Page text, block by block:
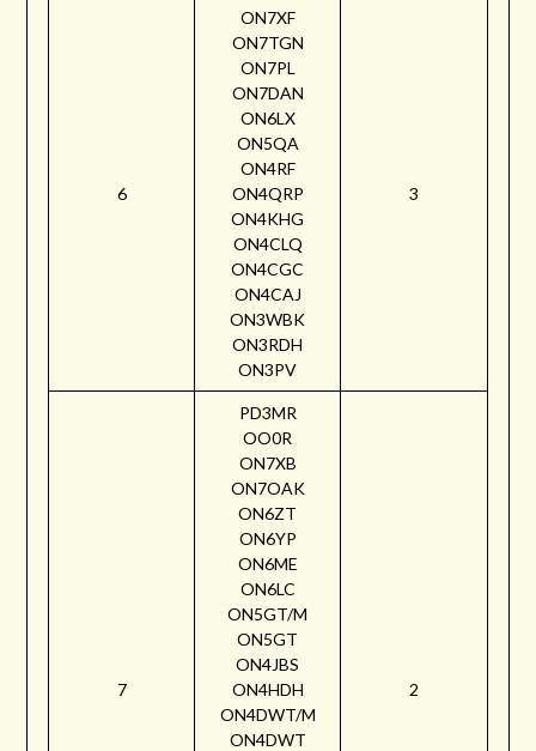
6
ON7XF
ON7TGN
ON7PL
ON7DAN
ON6LX
ON5QA
ON4RF
ON4QRP
ON4KHG
ON4CLQ
ON4CGC
ON4CAJ
ON3WBK
ON3RDH
ON3PV
3
7
PD3MR
OO0R
ON7XB
ON7OAK
ON6ZT
ON6YP
ON6ME
ON6LC
ON5GT/M
ON5GT
ON4JBS
ON4HDH
ON4DWT/M
ON4DWT
2